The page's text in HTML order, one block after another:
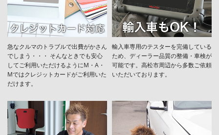
急なクルマのトラブルで出費がかさん
でしまう・・・ そんなときでも安心
してご利用いただけるようにM・A・
Mではクレジットカードがご利用いた
だけます。
輸入車専用のテスターを完備している
ため、ディーラー品質の整備・車検が
可能です。高松市周辺から多数ご依頼
いただいております。